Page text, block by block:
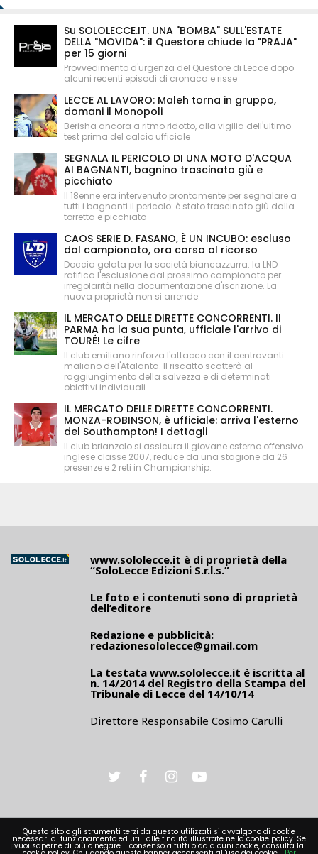
Su SOLOLECCE.IT. UNA "BOMBA" SULL'ESTATE
DELLA "MOVIDA": il Questore chiude la "PRAJA"
per 15 giorni
Provvedimento d'urgenza del Questore di Lecce dopo
alcuni recenti episodi di cronaca e risse
LECCE AL LAVORO: Maleh torna in gruppo,
domani il Monopoli
Berisha ancora a ritmo ridotto, alla vigilia dell'ultimo
test prima del calcio ufficiale
SEGNALA IL PERICOLO DI UNA MOTO D'ACQUA
AI BAGNANTI, bagnino trascinato giù e
picchiato
Il 18enne era intervenuto prontamente per segnalare a
tutti i bagnanti il pericolo: è stato trascinato giù dalla
torretta e picchiato
CAOS SERIE D. FASANO, È UN INCUBO: escluso
dal campionato, ora corsa al ricorso
Doccia gelata per la società biancazzurra: la LND
ratifica l'esclusione dal prossimo campionato per
irregolarità nella documentazione d'iscrizione. La
nuova proprietà non si arrende.
IL MERCATO DELLE DIRETTE CONCORRENTI. Il
PARMA ha la sua punta, ufficiale l'arrivo di
TOURÉ! Le cifre
Il club emiliano rinforza l'attacco con il centravanti
maliano dell'Atalanta. Il riscatto scatterà al
raggiungimento della salvezza e di determinati
obiettivi individuali.
IL MERCATO DELLE DIRETTE CONCORRENTI.
MONZA-ROBINSON, è ufficiale: arriva l'esterno
del Southampton! I dettagli
Il club brianzolo si assicura il giovane esterno offensivo
inglese classe 2007, reduce da una stagione da 26
presenze e 2 reti in Championship.
www.sololecce.it è di proprietà della
“SoloLecce Edizioni S.r.l.s.”
Le foto e i contenuti sono di proprietà
dell’editore
Redazione e pubblicità:
redazionesololecce@gmail.com
La testata www.sololecce.it è iscritta al
n. 14/2014 del Registro della Stampa del
Tribunale di Lecce del 14/10/14
Direttore Responsabile Cosimo Carulli
PRIVACY
Questo sito o gli strumenti terzi da questo utilizzati si avvalgono di cookie
necessari al funzionamento ed utili alle finalità illustrate nella cookie policy. Se
vuoi saperne di più o negare il consenso a tutti o ad alcuni cookie, consulta la